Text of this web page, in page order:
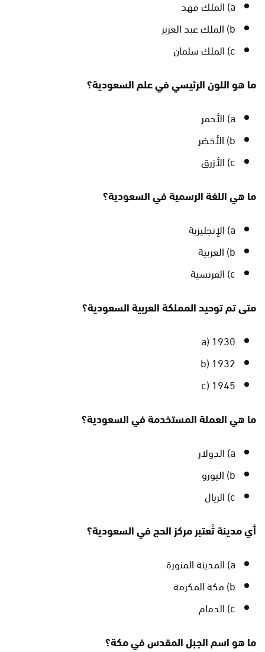
a) الملك فهد
b) الملك عبد العزيز
c) الملك سلمان
ما هو اللون الرئيسي في علم السعودية؟
a) الأحمر
b) الأخضر
c) الأزرق
ما هي اللغة الرسمية في السعودية؟
a) الإنجليزية
b) العربية
c) الفرنسية
متى تم توحيد المملكة العربية السعودية؟
a) 1930
b) 1932
c) 1945
ما هي العملة المستخدمة في السعودية؟
a) الدولار
b) اليورو
c) الريال
أي مدينة تُعتبر مركز الحج في السعودية؟
a) المدينة المنورة
b) مكة المكرمة
c) الدمام
ما هو اسم الجبل المقدس في مكة؟